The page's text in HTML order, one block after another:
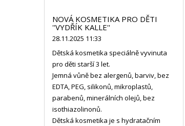
NOVÁ KOSMETIKA PRO DĚTI
''VYDŘÍK KALLE''
28.11.2025 11:33
Dětská kosmetika speciálně vyvinuta
pro děti starší 3 let.
Jemná vůně bez alergenů, barviv, bez
EDTA, PEG, silikonů, mikroplastů,
parabenů, minerálních olejů, bez
isothiazolinonů.
Dětská kosmetika je s hydratačním